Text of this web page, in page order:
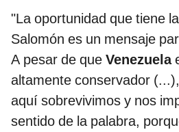
"La oportunidad que tiene
Salomón es un mensaje
A pesar de que Venezuela
altamente conservador
aquí sobrevivimos y nos
sentido de la palabra,